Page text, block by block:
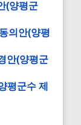
(양평군
의안(양평
안(양평군
평군수 제